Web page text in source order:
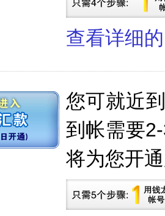
查看详细
您可就近
到帐需要
将为您开